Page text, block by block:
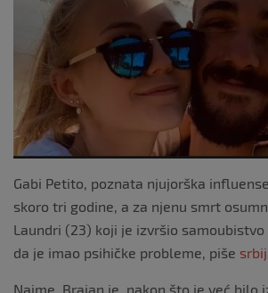
Gabi Petito, poznata njujorška
skoro tri godine, a za njenu smrt
Laundri (23) koji je izvršio
da je imao psihičke probleme, piše
Naime, Brajan je, nakon što je već bilo